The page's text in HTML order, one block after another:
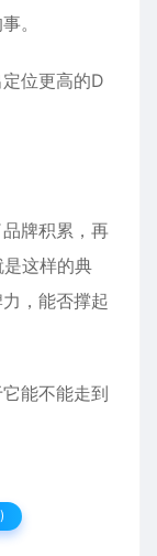
。
位更高的D
牌积累，再
这样的典
，能否撑起
能不能走到
)